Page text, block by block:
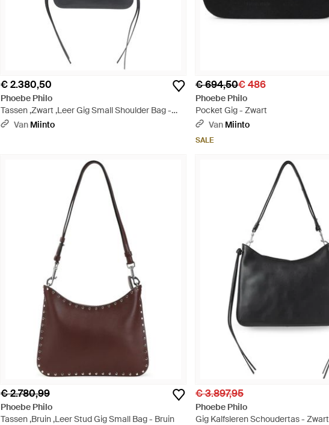
€ 2.380,50
Phoebe Philo
Tassen ,Zwart ,Leer Gig Small Shoulder Bag -
Zwart
Van Miinto
€ 694,50€ 486
Phoebe Philo
Pocket Gig - Zwart
Van Miinto
SALE
€ 2.780,99
Phoebe Philo
Tassen ,Bruin ,Leer Stud Gig Small Bag - Bruin
€ 3.897,95
Phoebe Philo
Gig Kalfsleren Schoudertas - Zwart